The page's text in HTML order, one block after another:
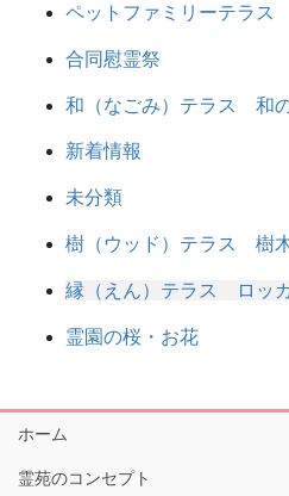
ペットファミリーテラス
合同慰霊祭
和（なごみ）テラス 和
新着情報
未分類
樹（ウッド）テラス 樹
縁（えん）テラス ロッ
霊園の桜・お花
ホーム
霊苑のコンセプト